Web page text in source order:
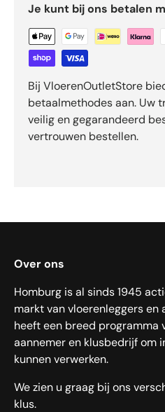
Je kunt bij ons betalen
Bij VloerenOutletStore
betaalmethodes aan. Uw
veilig en gegarandeerd
vertrouwen bestellen.
Over ons
Homburg is al sinds 1945
markt van vloerenleggers en
heeft een breed programma
aannemer en klusbedrijf om
kunnen verwerken.
We zien u graag bij ons
klus.